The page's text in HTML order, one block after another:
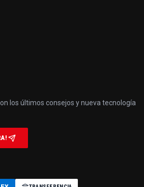
los últimos consejos y nueva tecnología